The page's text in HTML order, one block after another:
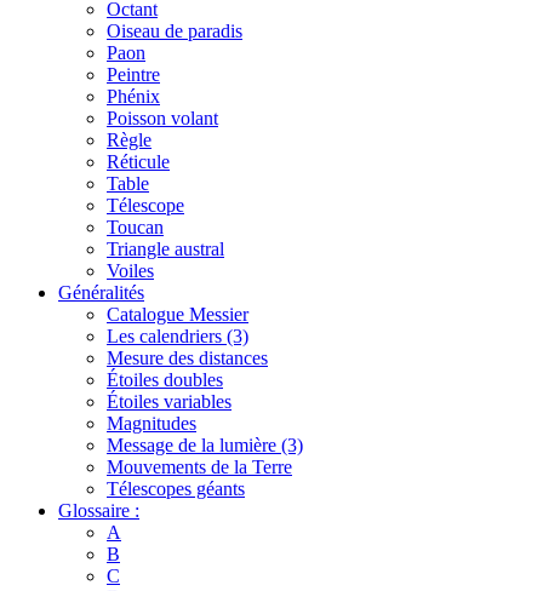
Octant
Oiseau de paradis
Paon
Peintre
Phénix
Poisson volant
Règle
Réticule
Table
Télescope
Toucan
Triangle austral
Voiles
Généralités
Catalogue Messier
Les calendriers (3)
Mesure des distances
Étoiles doubles
Étoiles variables
Magnitudes
Message de la lumière (3)
Mouvements de la Terre
Télescopes géants
Glossaire :
A
B
C